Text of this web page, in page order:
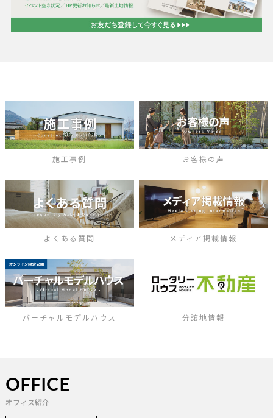
施工事例 お客様の声
よくある質問 メディア掲載情報
バーチャルモデルハウス 分譲地情報
OFFICE
オフィス紹介